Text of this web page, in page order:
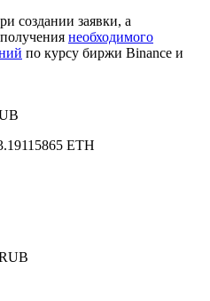
создании заявки, а
необходимого
по курсу биржи Binance и
ETH